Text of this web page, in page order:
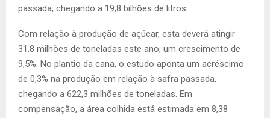
passada, chegando a 19,8 bilhões de litros.
Com relação à produção de açúcar, esta deverá atingir
31,8 milhões de toneladas este ano, um crescimento de
9,5%. No plantio da cana, o estudo aponta um acréscimo
de 0,3% na produção em relação à safra passada,
chegando a 622,3 milhões de toneladas. Em
compensação, a área colhida está estimada em 8,38